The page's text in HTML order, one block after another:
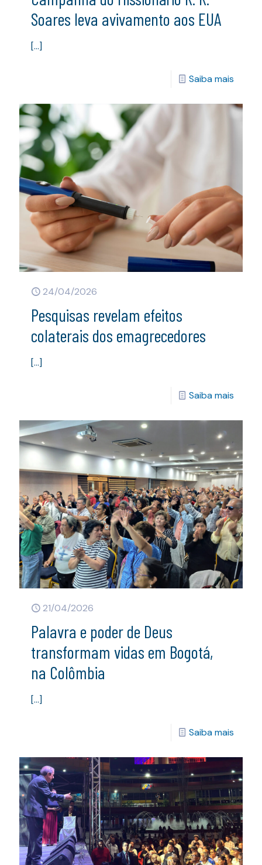
Soares leva avivamento aos EUA
[…]
Saiba mais
24/04/2026
Pesquisas revelam efeitos
colaterais dos emagrecedores
[…]
Saiba mais
21/04/2026
Palavra e poder de Deus
transformam vidas em Bogotá,
na Colômbia
[…]
Saiba mais